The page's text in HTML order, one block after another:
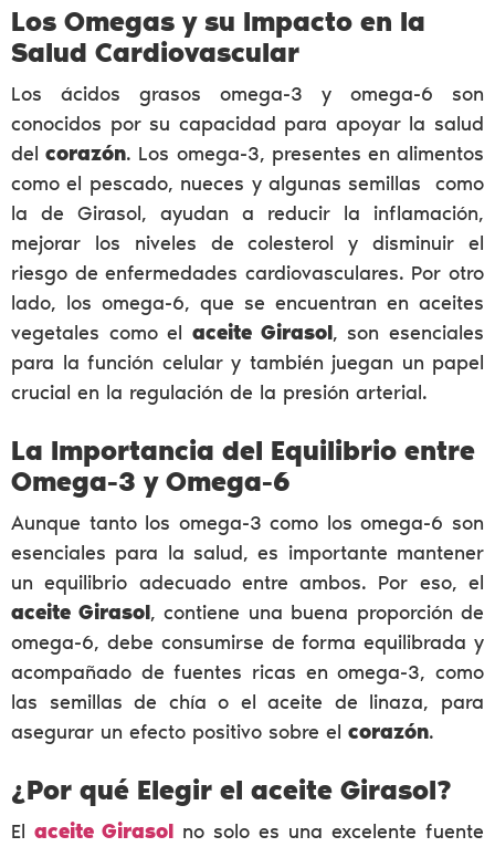
Los Omegas y su Impacto en la
Salud Cardiovascular
Los ácidos grasos omega-3 y omega-6 son
conocidos por su capacidad para apoyar la salud
delcorazón. Los omega-3, presentes en alimentos
como el pescado, nueces y algunas semillas como
la de Girasol, ayudan a reducir la inflamación,
mejorar los niveles de colesterol y disminuir el
riesgo de enfermedades cardiovasculares. Por otro
lado, los omega-6, que se encuentran en aceites
vegetales como el aceite Girasol, son esenciales
para la función celular y también juegan un papel
crucial en la regulación de la presión arterial.
La Importancia del Equilibrio entre
Omega-3 y Omega-6
Aunque tanto los omega-3 como los omega-6 son
esenciales para la salud, es importante mantener
un equilibrio adecuado entre ambos. Por eso, el
aceite Girasol, contiene una buena proporción de
omega-6, debe consumirse de forma equilibrada y
acompañado de fuentes ricas en omega-3, como
las semillas de chía o el aceite de linaza, para
asegurar un efecto positivo sobre el corazón.
¿Por qué Elegir el aceite Girasol?
El aceite Girasol no solo es una excelente fuente